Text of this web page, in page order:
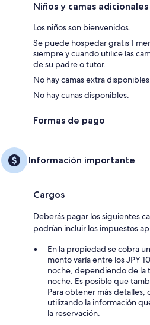
Niños y camas adicionales
Los niños son bienvenidos.
Se puede hospedar gratis 1
siempre y cuando utilice las
de su padre o tutor.
No hay camas extra
No hay cunas disponibles.
Formas de pago
Información importante
Cargos
Deberás pagar los siguientes
podrían incluir los impuestos
En la propiedad se cobra
monto varía entre los JPY
noche, dependiendo de la
noche. Es posible que
Para obtener más
utilizando la información
la reservación.